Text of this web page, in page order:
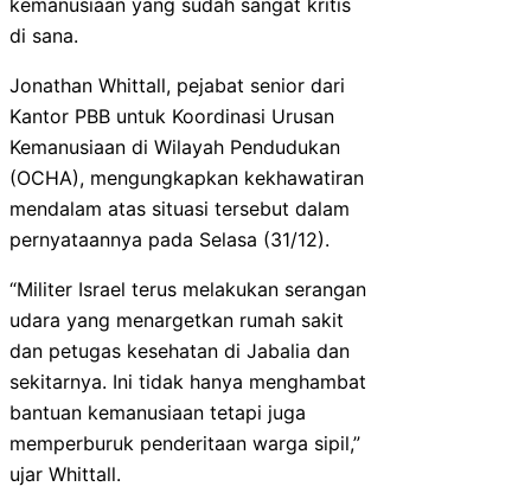
di sana.
Jonathan Whittall, pejabat senior dari
Kantor PBB untuk Koordinasi Urusan
Kemanusiaan di Wilayah Pendudukan
(OCHA), mengungkapkan kekhawatiran
mendalam atas situasi tersebut dalam
pernyataannya pada Selasa (31/12).
“Militer Israel terus melakukan serangan
udara yang menargetkan rumah sakit
dan petugas kesehatan di Jabalia dan
sekitarnya. Ini tidak hanya menghambat
bantuan kemanusiaan tetapi juga
memperburuk penderitaan warga sipil,”
ujar Whittall.